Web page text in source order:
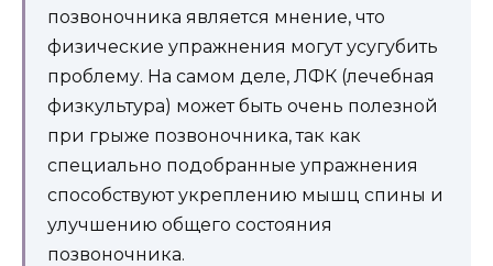
позвоночника является мнение, что
физические упражнения могут усугубить
проблему. На самом деле, ЛФК (лечебная
физкультура) может быть очень полезной
при грыже позвоночника, так как
специально подобранные упражнения
способствуют укреплению мышц спины и
улучшению общего состояния
позвоночника.